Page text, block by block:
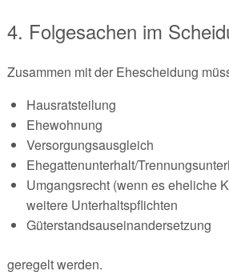
4. Folgesachen im
Zusammen mit der Ehescheidung
Hausratsteilung
Ehewohnung
Versorgungsausgleich
Ehegattenunterhalt/
Umgangsrecht (wenn es eheliche
weitere Unterhaltspflichten
Güterstandsauseinandersetzung
geregelt werden.